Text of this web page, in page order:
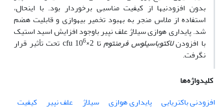
بدون افزودنی­ها از کیفیت مناسبی برخوردار بود. با این­حال،
استفاده از ملاس منجر به بهبود تخمیر بی­هوازی و قابلیت هضم
شد. پایداری هوازی سیلاژ علف نپیر باوجود افزایش اسید استیک
با افزودنلاکتوباسیلوس فرمنتومتا cfu 10 6
×2 تحت تأثیر قرار
نگرفت.
کلیدواژه‌ها
افزودنی باکتریایی
پایداری هوازی سیلاژ علف نپیر
کیفیت